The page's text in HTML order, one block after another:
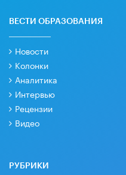
ВЕСТИ ОБРАЗОВАНИЯ
Новости
Колонки
Аналитика
Интервью
Рецензии
Видео
РУБРИКИ